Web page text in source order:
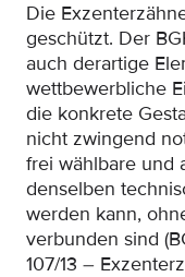
Die
geschützt. Der
auch derartige
wettbewerbliche
die konkrete
nicht zwingend
frei wählbare und
denselben
werden kann,
verbunden sind
107/13 –